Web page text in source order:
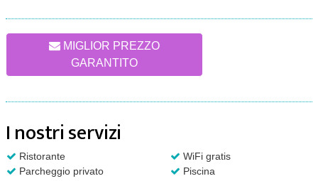
MIGLIOR PREZZO
GARANTITO
I nostri servizi
Ristorante
WiFi gratis
Parcheggio privato
Piscina